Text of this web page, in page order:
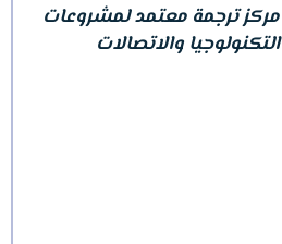
مركز ترجمة معتمد لمشروعات
التكنولوجيا والاتصالات